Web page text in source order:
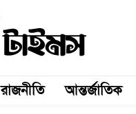
রাজনীতি আন্তর্জাতিক